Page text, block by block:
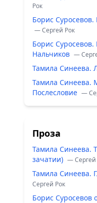
Рок
Борис
— Сергей Рок
Борис Суросевов.
Нальчиков —
Тамила Синеева.
Тамила Синеева.
Послесловие —
Проза
Тамила Синеева.
зачатии) — Сергей
Тамила Синеева.
Сергей Рок
Борис Суросевов